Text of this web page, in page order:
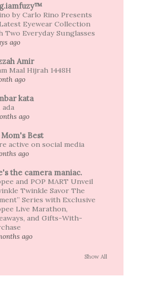
by Carlo Rino Presents
Eyewear Collection
Two Everyday Sunglasses
ago
Amir
Maal Hijrah 1448H
ago
kata
ada
ago
Best
active on social media
ago
the camera maniac.
and POP MART Unveil
Twinkle Savor The
Series with Exclusive
Live Marathon,
and Gifts-With-
ago
Show All